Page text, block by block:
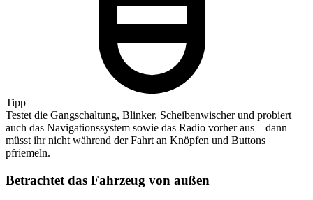
Tipp
Testet die Gangschaltung, Blinker, Scheibenwischer und probiert
auch das Navigationssystem sowie das Radio vorher aus – dann
müsst ihr nicht während der Fahrt an Knöpfen und Buttons
pfriemeln.
Betrachtet das Fahrzeug von außen